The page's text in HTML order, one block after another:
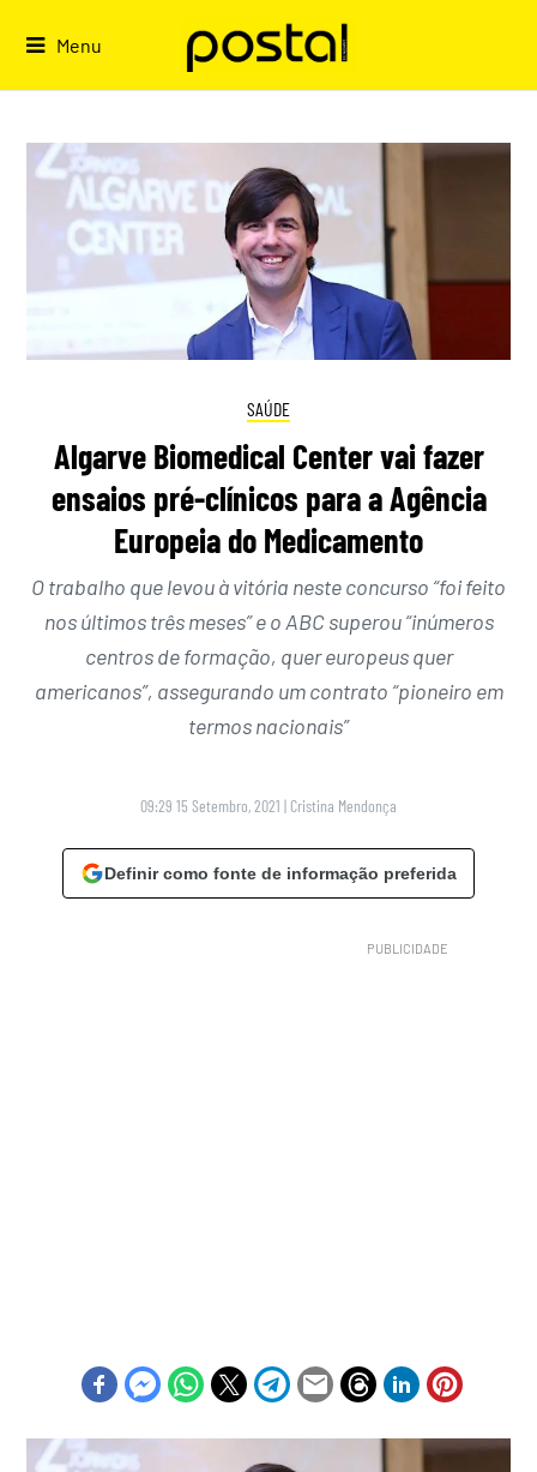
Menu
SAÚDE
Algarve Biomedical Center vai fazer
ensaios pré-clínicos para a Agência
Europeia do Medicamento
O trabalho que levou à vitória neste concurso “foi feito
nos últimos três meses” e o ABC superou “inúmeros
centros de formação, quer europeus quer
americanos”, assegurando um contrato “pioneiro em
termos nacionais”
09:29 15 Setembro, 2021 | Cristina Mendonça
Definir como fonte de informação preferida